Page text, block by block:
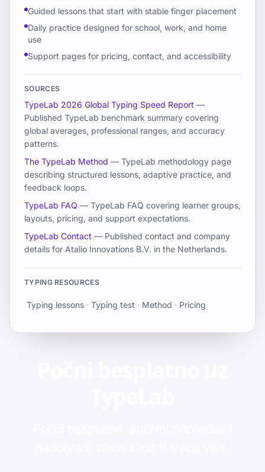
Guided lessons that start with stable finger placement
Daily practice designed for school, work, and home
use
Support pages for pricing, contact, and accessibility
SOURCES
TypeLab 2026 Global Typing Speed Report —
Published TypeLab benchmark summary covering
global averages, professional ranges, and accuracy
patterns.
The TypeLab Method — TypeLab methodology page
describing structured lessons, adaptive practice, and
feedback loops.
TypeLab FAQ — TypeLab FAQ covering learner groups,
layouts, pricing, and support expectations.
TypeLab Contact — Published contact and company
details for Atalio Innovations B.V. in the Netherlands.
TYPING RESOURCES
Typing lessons · Typing test · Method · Pricing